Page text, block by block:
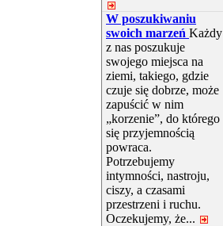
W poszukiwaniu
swoich marzeń Każdy
z nas poszukuje
swojego miejsca na
ziemi, takiego, gdzie
czuje się dobrze, może
zapuścić w nim
„korzenie”, do którego
się przyjemnością
powraca.
Potrzebujemy
intymności, nastroju,
ciszy, a czasami
przestrzeni i ruchu.
Oczekujemy, że...